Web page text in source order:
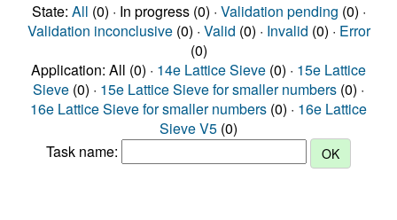
State: All (0) · In progress (0) · Validation pending (0) ·
Validation inconclusive(0) · Valid (0) · Invalid (0) · Error
(0)
Application: All (0) · 14e Lattice Sieve (0) · 15e Lattice
Sieve (0) · 15e Lattice Sieve for smaller numbers (0) ·
16e Lattice Sieve for smaller numbers (0) · 16e Lattice
Sieve V5 (0)
Task name: